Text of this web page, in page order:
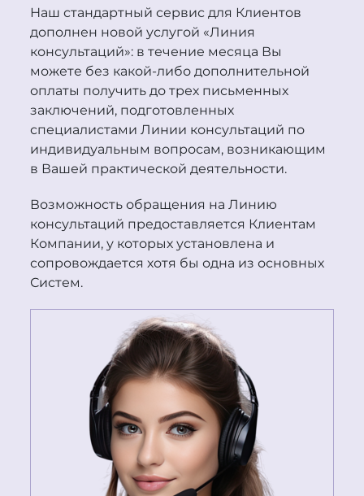
Наш стандартный сервис для Клиентов
дополнен новой услугой «Линия
консультаций»: в течение месяца Вы
можете без какой-либо дополнительной
оплаты получить до трех письменных
заключений, подготовленных
специалистами Линии консультаций по
индивидуальным вопросам, возникающим
в Вашей практической деятельности.
Возможность обращения на Линию
консультаций предоставляется Клиентам
Компании, у которых установлена и
сопровождается хотя бы одна из основных
Систем.